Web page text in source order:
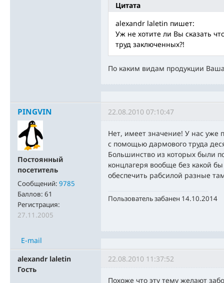
Цитата
alexandr laletin пишет:
Уж не хотите ли Вы сказать
труд заключенных?!
По каким видам продукции Ваша
PINGVIN
Постоянный
посетитель
Сообщений: 9785
Баллов: 61
Регистрация:
27.11.2005
22.08.2010 07:10:47
Нет, имеет значение! У нас уже
с помощью дармового труда
Большинство из которых были
концлагеря вообще без какой
обеспечить рабсилой разные
Пользователь забанен 14.10.2014
E-mail
alexandr laletin
Гость
22.08.2010 11:37:52
Похоже что эту тему желают